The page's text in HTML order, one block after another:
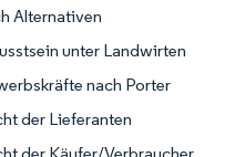
Alternativen
unter Landwirten
nach Porter
der Lieferanten